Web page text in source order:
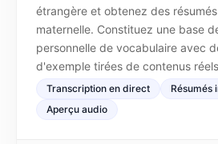
étrangère et obtenez des
maternelle. Constituez une base
personnelle de vocabulaire avec
d'exemple tirées de contenus
Transcription en direct
Résumés
Aperçu audio